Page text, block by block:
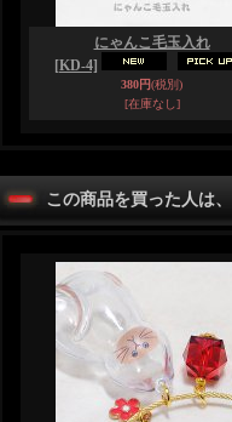
にゃんこ毛玉入れ
[KD-4]
380円(税別)
[在庫なし]
この商品を買った人は